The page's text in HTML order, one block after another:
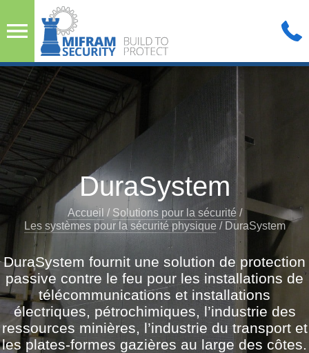
DuraSystem
Accueil / Solutions pour la sécurité /
Les systèmes pour la sécurité physique/DuraSystem
DuraSystem fournit une solution de protection
passive contre le feu pour les installations de
télécommunications et installations
électriques, pétrochimiques, l’industrie des
ressources minières, l’industrie du transport et
les plates-formes gazières au large des côtes.